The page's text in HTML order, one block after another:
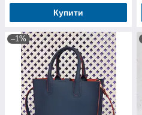
Купити
–1%